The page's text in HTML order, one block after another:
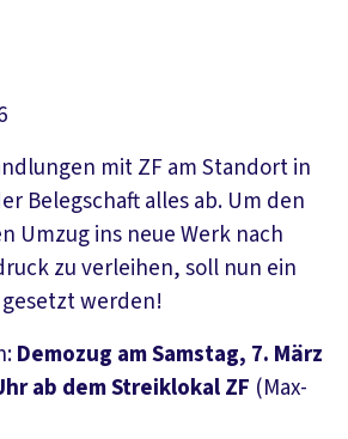
mit ZF am Standort in
Belegschaft alles ab. Um den
Umzug ins neue Werk nach
zu verleihen, soll nun ein
werden!
Demozug am Samstag, 7. März
ab dem Streiklokal ZF (Max-